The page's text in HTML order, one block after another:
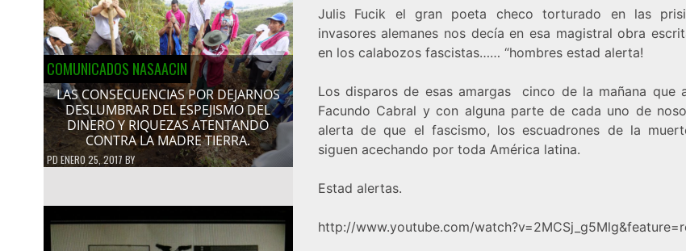
COMUNICADOS NASAACIN
LAS CONSECUENCIAS POR DEJARNOS
DESLUMBRAR DEL ESPEJISMO DEL
DINERO Y RIQUEZAS ATENTANDO
CONTRA LA MADRE TIERRA.
PDENERO 25, 2017 BY
Julis Fucik el gran poeta checo torturado en las
invasores alemanes nos decía en esa magistral obra
en los calabozos fascistas…… “hombres estad alerta!
Los disparos de esas amargas cinco de la mañana que
Facundo Cabral y con alguna parte de cada uno de
alerta de que el fascismo, los escuadrones de la
siguen acechando por toda América latina.
Estad alertas.
http://www.youtube.com/